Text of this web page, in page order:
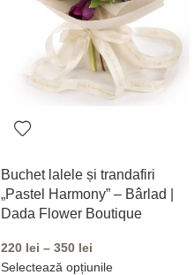
Buchet lalele și trandafiri
„Pastel Harmony” – Bârlad |
Dada Flower Boutique
220 lei – 350 lei
Selectează opțiunile